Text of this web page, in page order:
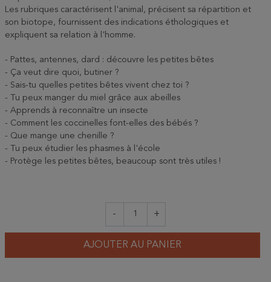
Les rubriques caractérisent l'animal, précisent sa répartition et
son biotope, fournissent des indications éthologiques et
expliquent sa relation à l'homme.
- Pattes, antennes, dard : découvre les petites bêtes
- Ça veut dire quoi, butiner ?
- Sais-tu quelles petites bêtes vivent chez toi ?
- Tu peux manger du miel grâce aux abeilles
- Apprends à reconnaître un insecte
- Comment les coccinelles font-elles des bébés ?
- Que mange une chenille ?
- Tu peux étudier les phasmes à l'école
- Protège les petites bêtes, beaucoup sont très utiles !
- +
AJOUTER AU PANIER